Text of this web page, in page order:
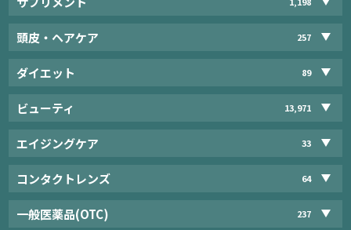
頭皮・ヘアケア 257
ダイエット 89
ビューティ 13,971
エイジングケア 33
コンタクトレンズ 64
一般医薬品(OTC) 237